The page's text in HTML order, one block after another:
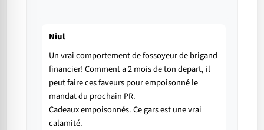
Niul
Un vrai comportement de fossoyeur de brigand
financier! Comment a 2 mois de ton depart, il
peut faire ces faveurs pour empoisonné le
mandat du prochain PR.
Cadeaux empoisonnés. Ce gars est une vrai
calamité.